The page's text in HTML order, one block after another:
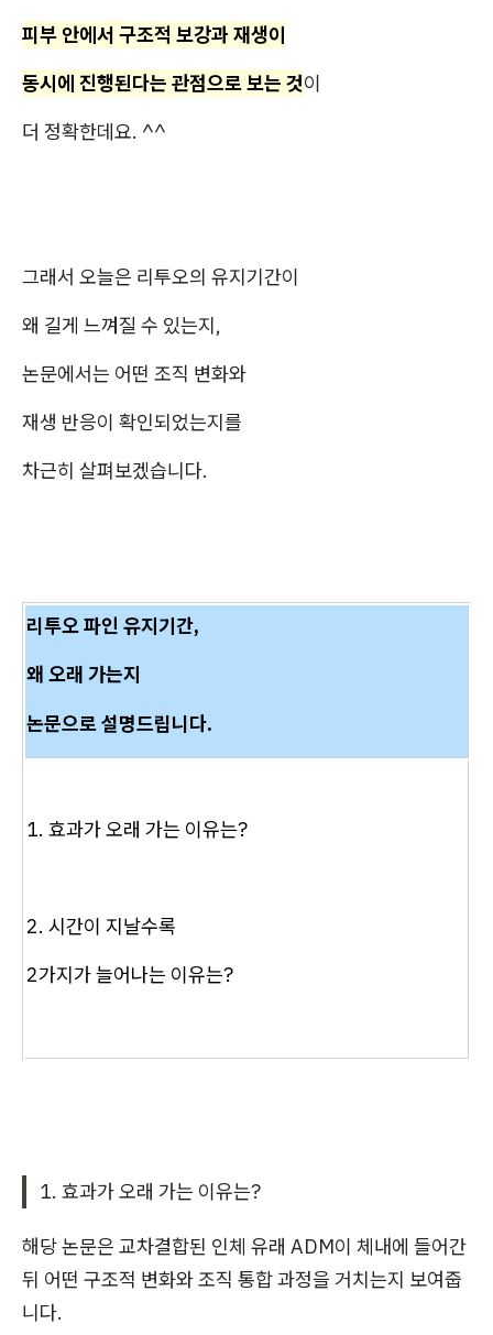
피부 안에서 구조적 보강과 재생이
동시에 진행된다는 관점으로 보는 것이
더 정확한데요. ^^
그래서 오늘은 리투오의 유지기간이
왜 길게 느껴질 수 있는지,
논문에서는 어떤 조직 변화와
재생 반응이 확인되었는지를
차근히 살펴보겠습니다.
리투오 파인 유지기간,
왜 오래 가는지
논문으로 설명드립니다.
1. 효과가 오래 가는 이유는?
2. 시간이 지날수록
2가지가 늘어나는 이유는?
1. 효과가 오래 가는 이유는?
해당 논문은 교차결합된 인체 유래 ADM이 체내에 들어간
뒤 어떤 구조적 변화와 조직 통합 과정을 거치는지 보여줍
니다.